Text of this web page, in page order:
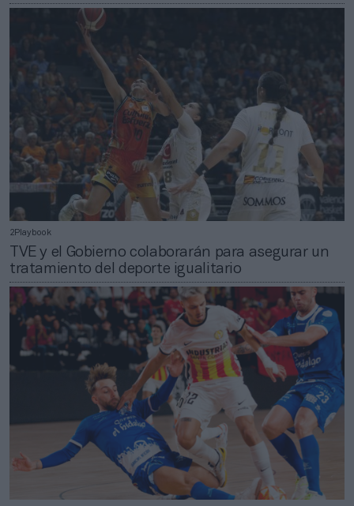
2Playbook
TVE y el Gobierno colaborarán para asegurar un
tratamiento del deporte igualitario